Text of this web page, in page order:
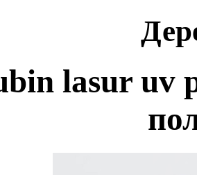
lasur uv